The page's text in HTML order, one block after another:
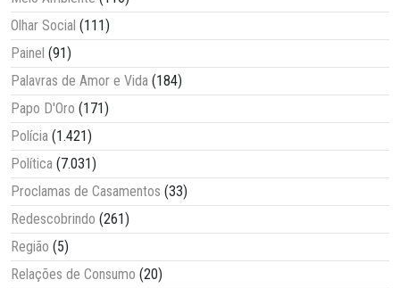
Olhar Social (111)
Painel (91)
Palavras de Amor e Vida (184)
Papo D'Oro (171)
Polícia (1.421)
Política (7.031)
Proclamas de Casamentos (33)
Redescobrindo (261)
Região (5)
Relações de Consumo (20)